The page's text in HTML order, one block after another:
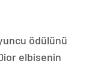
ödülünü
elbisenin